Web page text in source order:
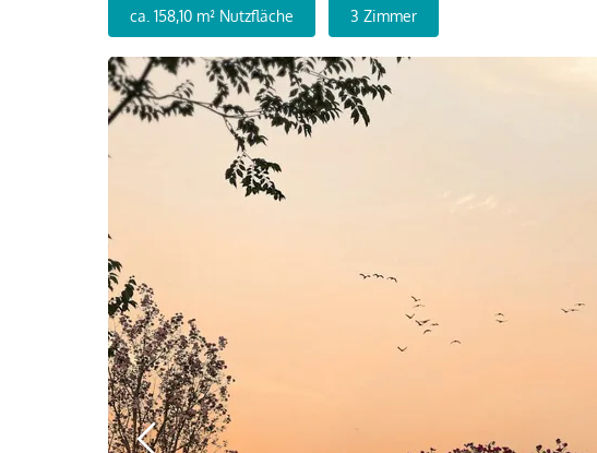
ca. 158,10 m² Nutzfläche 3 Zimmer